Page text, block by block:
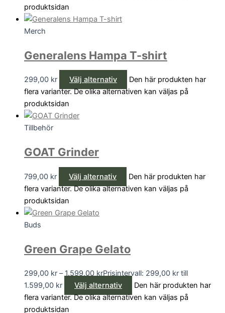
produktsidan
Merch
Generalens Hampa T-shirt
299,00 kr Välj alternativ
Den här produkten har
flera varianter. De olika alternativen kan väljas på
produktsidan
Tillbehör
GOAT Grinder
799,00 kr Välj alternativ
Den här produkten har
flera varianter. De olika alternativen kan väljas på
produktsidan
Buds
Green Grape Gelato
299,00 kr – 1.599,00 krPrisintervall: 299,00 kr till
1.599,00 kr
Välj alternativ
Den här produkten har
flera varianter. De olika alternativen kan väljas på
produktsidan